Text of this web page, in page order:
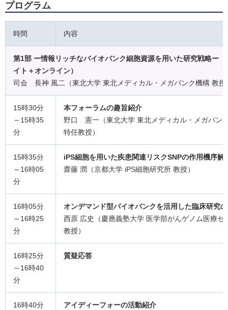
プログラム
時間 内容
第1部 ー情報リッチなバイオバンク細胞資源を用いた研究戦略ー（
イト＋オンライン）
司会 長神 風二（東北大学 東北メディカル・メガバンク機構 教授
15時30分
～15時35
分
本フォーラムの趣旨紹介
野口 憲一（東北大学 東北メディカル・メガバン
特任教授）
15時35分
～16時05
分
iPS細胞を用いた疾患関連リスクSNPの作用機序解
齋藤 潤（京都大学 iPS細胞研究所 教授）
16時05分
～16時25
分
オンデマンド型バイオバンクを活用した臨床研究
西原 広史（慶應義塾大学 医学部がんゲノム医療セ
教授）
16時25分
～16時40
分
質疑応答
16時40分
アイディーフォーの活動紹介